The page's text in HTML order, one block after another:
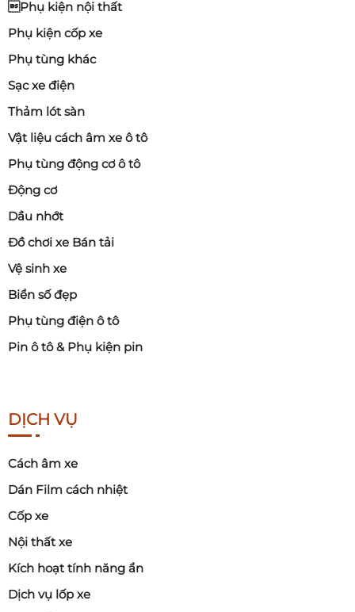
Phụ kiện nội thất
Phụ kiện cốp xe
Phụ tùng khác
Sạc xe điện
Thảm lót sàn
Vật liệu cách âm xe ô tô
Phụ tùng động cơ ô tô
Động cơ
Dầu nhớt
Đồ chơi xe Bán tải
Vệ sinh xe
Biển số đẹp
Phụ tùng điện ô tô
Pin ô tô & Phụ kiện pin
DỊCH VỤ
Cách âm xe
Dán Film cách nhiệt
Cốp xe
Nội thất xe
Kích hoạt tính năng ẩn
Dịch vụ lốp xe